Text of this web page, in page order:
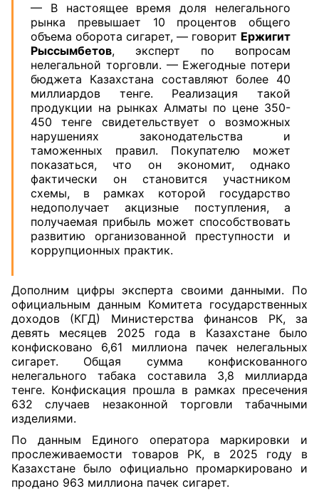
— В настоящее время доля нелегального
рынка превышает 10 процентов общего
объема оборота сигарет, — говорит Ержигит
Рыссымбетов, эксперт по вопросам
нелегальной торговли. — Ежегодные потери
бюджета Казахстана составляют более 40
миллиардов тенге. Реализация такой
продукции на рынках Алматы по цене 350-
450 тенге свидетельствует о возможных
нарушениях законодательства и
таможенных правил. Покупателю может
показаться, что он экономит, однако
фактически он становится участником
схемы, в рамках которой государство
недополучает акцизные поступления, а
получаемая прибыль может способствовать
развитию организованной преступности и
коррупционных практик.
Дополним цифры эксперта своими данными. По
официальным данным Комитета государственных
доходов (КГД) Министерства финансов РК, за
девять месяцев 2025 года в Казахстане было
конфисковано 6,61 миллиона пачек нелегальных
сигарет. Общая сумма конфискованного
нелегального табака составила 3,8 миллиарда
тенге. Конфискация прошла в рамках пресечения
632 случаев незаконной торговли табачными
изделиями.
По данным Единого оператора маркировки и
прослеживаемости товаров РК, в 2025 году в
Казахстане было официально промаркировано и
продано 963 миллиона пачек сигарет.